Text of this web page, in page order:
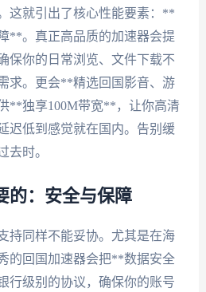
这就引出了核心性能要素：**
**。真正高品质的加速器会提
保你的日常浏览、文件下载不
求。更会**精选回国影音、游
**独享100M带宽**，让你高清
迟低到感觉就在国内。告别缓
去时。
的：安全与保障
持同样不能妥协。尤其是在海
的回国加速器会把**数据安全
行级别的协议，确保你的账号